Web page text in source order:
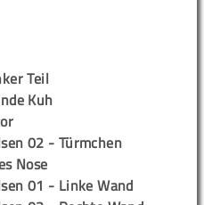
Teil
Kuh
02 - Türmchen
Nose
01 - Linke Wand